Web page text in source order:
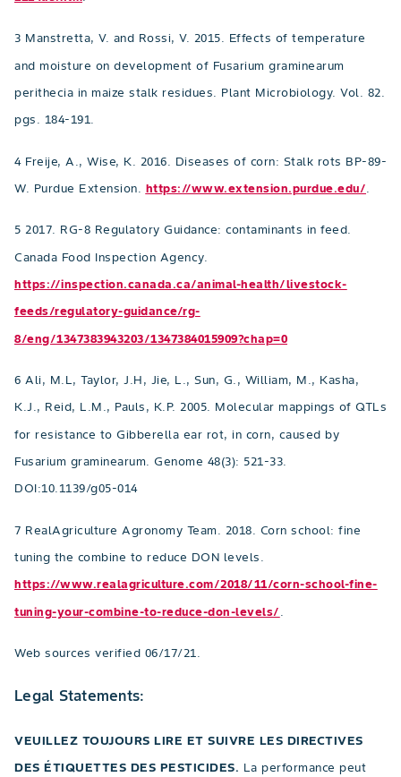
3 Manstretta, V. and Rossi, V. 2015. Effects of temperature
and moisture on development of Fusarium graminearum
perithecia in maize stalk residues. Plant Microbiology. Vol. 82.
pgs. 184-191.
4 Freije, A., Wise, K. 2016. Diseases of corn: Stalk rots BP-89-
W. Purdue Extension. https://www.extension.purdue.edu/.
5 2017. RG-8 Regulatory Guidance: contaminants in feed.
Canada Food Inspection Agency.
https://inspection.canada.ca/animal-health/livestock-
feeds/regulatory-guidance/rg-
8/eng/1347383943203/1347384015909?chap=0
6 Ali, M.L, Taylor, J.H, Jie, L., Sun, G., William, M., Kasha,
K.J., Reid, L.M., Pauls, K.P. 2005. Molecular mappings of QTLs
for resistance to Gibberella ear rot, in corn, caused by
Fusarium graminearum. Genome 48(3): 521-33.
DOI:10.1139/g05-014
7 RealAgriculture Agronomy Team. 2018. Corn school: fine
tuning the combine to reduce DON levels.
https://www.realagriculture.com/2018/11/corn-school-fine-
tuning-your-combine-to-reduce-don-levels/.
Web sources verified 06/17/21.
Legal Statements:
VEUILLEZ TOUJOURS LIRE ET SUIVRE LES DIRECTIVES
DES ÉTIQUETTES DES PESTICIDES. La performance peut